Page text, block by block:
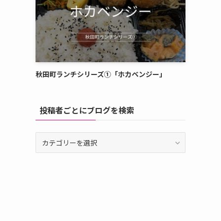
秋田町ランチシリーズ①「ホカベンジー」
投稿者ごとにブログを検索